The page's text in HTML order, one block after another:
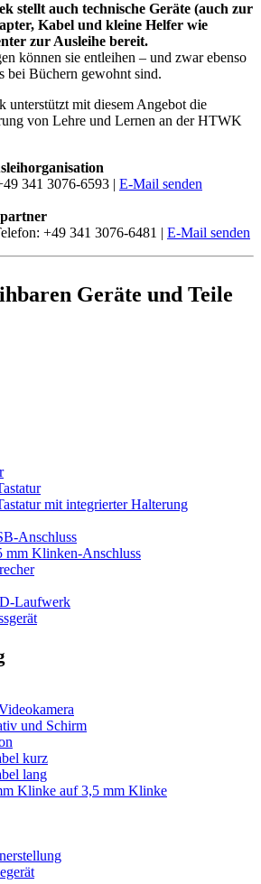
stellt auch technische Geräte (auch zur
Kabel und kleine Helfer wie
zur Ausleihe bereit.
können sie entleihen – und zwar ebenso
bei Büchern gewohnt sind.
unterstützt mit diesem Angebot die
von Lehre und Lernen an der HTWK
341 3076-6593 | E-Mail senden
+49 341 3076-6481 | E-Mail senden
Geräte und Teile
mit integrierter Halterung
Anschluss
mm Klinken-Anschluss
Laufwerk
und Schirm
kurz
lang
Klinke auf 3,5 mm Klinke